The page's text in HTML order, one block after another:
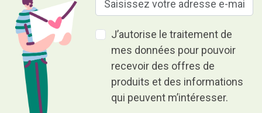
J’autorise le traitement de
mes données pour pouvoir
recevoir des offres de
produits et des informations
qui peuvent m’intéresser.